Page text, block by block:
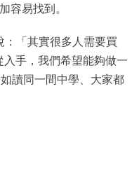
容易找到。
「其實很多人需要買
手，我們希望能夠做一
讀同一間中學、大家都